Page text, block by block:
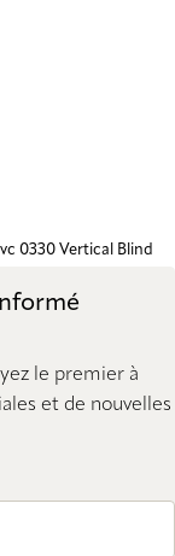
0330 Vertical Blind
le premier à
et de nouvelles